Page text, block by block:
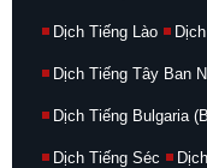
Dịch Tiếng Lào
Dịch Tiếng Tây Ban
Dịch Tiếng Bulgaria
Dịch Tiếng Séc